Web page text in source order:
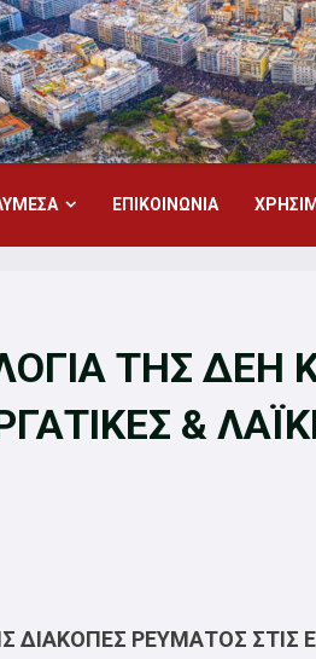
ΕΠΙΚΟΙΝΩΝΙΑ
ΤΗΣ ΔΕΗ
&
ΔΙΑΚΟΠΕΣ ΡΕΥΜΑΤΟΣ ΣΤΙΣ